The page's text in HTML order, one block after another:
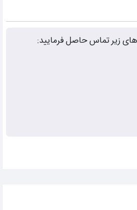
زیر تماس حاصل فرمایید: